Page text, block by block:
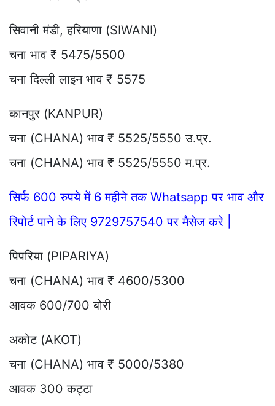
सिवानी मंडी, हरियाणा (SIWANI)
चना भाव ₹ 5475/5500
चना दिल्ली लाइन भाव ₹ 5575
कानपुर (KANPUR)
चना (CHANA) भाव ₹ 5525/5550 उ.प्र.
चना (CHANA) भाव ₹ 5525/5550 म.प्र.
सिर्फ 600 रुपये में 6 महीने तक Whatsapp पर भाव और
रिपोर्ट पाने के लिए 9729757540 पर मैसेज करे |
पिपरिया (PIPARIYA)
चना (CHANA) भाव ₹ 4600/5300
आवक 600/700 बोरी
अकोट (AKOT)
चना (CHANA) भाव ₹ 5000/5380
आवक 300 कट्टा